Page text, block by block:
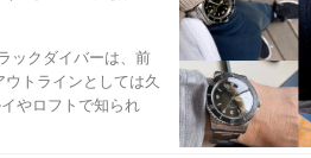
ックダイバーは、前
トラインとしては久
やロフトで知られ